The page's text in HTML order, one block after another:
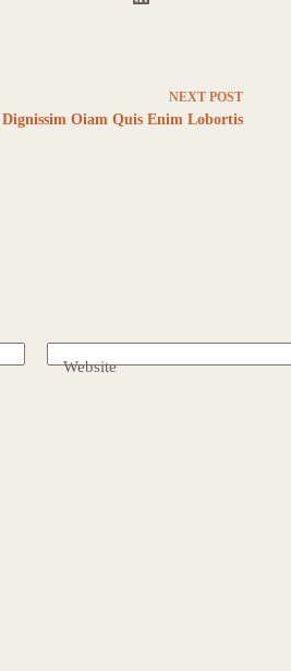
NEXT POST
Oiam Quis Enim Lobortis
Website